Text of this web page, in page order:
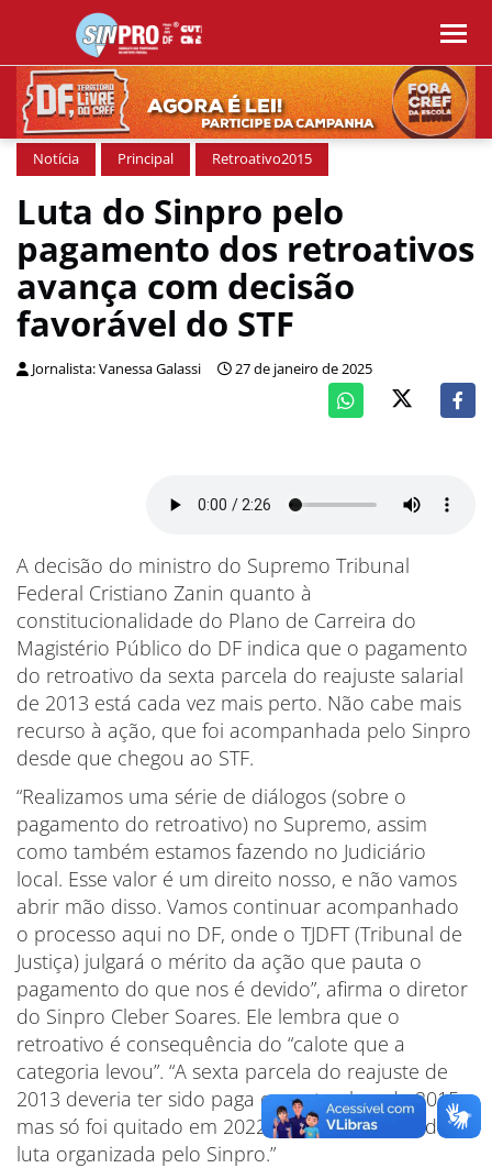
Notícia Principal Retroativo2015
Luta do Sinpro pelo
pagamento dos retroativos
avança com decisão
favorável do STF
Jornalista: Vanessa Galassi 27 de janeiro de 2025
A decisão do ministro do Supremo Tribunal
Federal Cristiano Zanin quanto à
constitucionalidade do Plano de Carreira do
Magistério Público do DF indica que o pagamento
do retroativo da sexta parcela do reajuste salarial
de 2013 está cada vez mais perto. Não cabe mais
recurso à ação, que foi acompanhada pelo Sinpro
desde que chegou ao STF.
“Realizamos uma série de diálogos (sobre o
pagamento do retroativo) no Supremo, assim
como também estamos fazendo no Judiciário
local. Esse valor é um direito nosso, e não vamos
abrir mão disso. Vamos continuar acompanhado
o processo aqui no DF, onde o TJDFT (Tribunal de
Justiça) julgará o mérito da ação que pauta o
pagamento do que nos é devido”, afirma o diretor
do Sinpro Cleber Soares. Ele lembra que o
retroativo é consequência do “calote que a
categoria levou”. “A sexta parcela do reajuste de
2013 deveria ter sido paga em setembro de 2015,
mas só foi quitado em 2022, como resultado da
luta organizada pelo Sinpro.”